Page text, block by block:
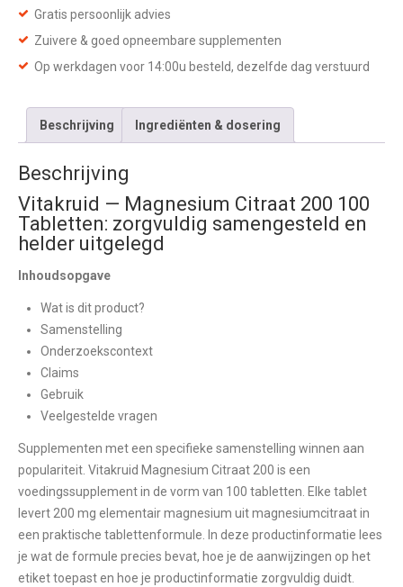
200
Tabletten
aantal
Gratis persoonlijk advies
Zuivere & goed opneembare supplementen
Op werkdagen voor 14:00u besteld, dezelfde dag verstuurd
Beschrijving Ingrediënten & dosering
Beschrijving
Vitakruid — Magnesium Citraat 200 100
Tabletten: zorgvuldig samengesteld en
helder uitgelegd
Inhoudsopgave
Wat is dit product?
Samenstelling
Onderzoekscontext
Claims
Gebruik
Veelgestelde vragen
Supplementen met een specifieke samenstelling winnen aan
populariteit. Vitakruid Magnesium Citraat 200 is een
voedingssupplement in de vorm van 100 tabletten. Elke tablet
levert 200 mg elementair magnesium uit magnesiumcitraat in
een praktische tablettenformule. In deze productinformatie lees
je wat de formule precies bevat, hoe je de aanwijzingen op het
etiket toepast en hoe je productinformatie zorgvuldig duidt.